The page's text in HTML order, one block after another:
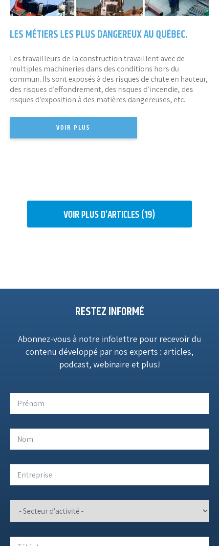
LES MÉTIERS LES PLUS DANGEREUX AU QUÉBEC.
Les travailleurs de la construction travaillent avec de
multiples machineries dans des conditions hors du
commun. Ils sont exposés à des risques de chute en hauteur,
des risques d’effondrement, des risques d’incendie, des
risques d’exposition à des matières dangereuses, etc.
VOIR PLUS
VOIR PLUS D’ARTICLES (19)
RESTEZ INFORMÉ
Abonnez-vous à notre infolettre pour recevoir du
contenu développé par nos experts : articles,
podcast, webinaire et plus!